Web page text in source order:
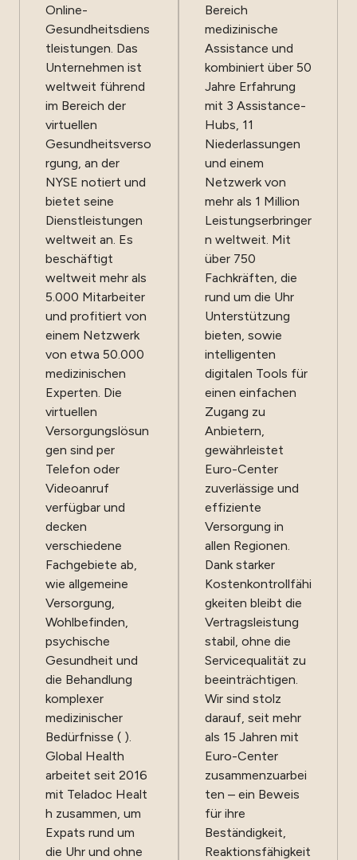
Online-
Gesundheitsdiens
tleistungen. Das
Unternehmen ist
weltweit führend
im Bereich der
virtuellen
Gesundheitsverso
rgung, an der
NYSE notiert und
bietet seine
Dienstleistungen
weltweit an. Es
beschäftigt
weltweit mehr als
5.000 Mitarbeiter
und profitiert von
einem Netzwerk
von etwa 50.000
medizinischen
Experten. Die
virtuellen
Versorgungslösun
gen sind per
Telefon oder
Videoanruf
verfügbar und
decken
verschiedene
Fachgebiete ab,
wie allgemeine
Versorgung,
Wohlbefinden,
psychische
Gesundheit und
die Behandlung
komplexer
medizinischer
Bedürfnisse ( ).
Global Health
arbeitet seit 2016
mit Teladoc Healt
h zusammen, um
Expats rund um
die Uhr und ohne
Bereich
medizinische
Assistance und
kombiniert über 50
Jahre Erfahrung
mit 3 Assistance-
Hubs, 11
Niederlassungen
und einem
Netzwerk von
mehr als 1 Million
Leistungserbringer
n weltweit. Mit
über 750
Fachkräften, die
rund um die Uhr
Unterstützung
bieten, sowie
intelligenten
digitalen Tools für
einen einfachen
Zugang zu
Anbietern,
gewährleistet
Euro-Center
zuverlässige und
effiziente
Versorgung in
allen Regionen.
Dank starker
Kostenkontrollfähi
gkeiten bleibt die
Vertragsleistung
stabil, ohne die
Servicequalität zu
beeinträchtigen.
Wir sind stolz
darauf, seit mehr
als 15 Jahren mit
Euro-Center
zusammenzuarbei
ten – ein Beweis
für ihre
Beständigkeit,
Reaktionsfähigkeit